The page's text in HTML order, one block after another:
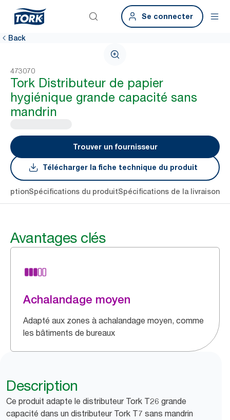
Se connecter
Back
473070
Tork Distributeur de papier
hygiénique grande capacité sans
mandrin
Trouver un fournisseur
Télécharger la fiche technique du produit
Spécifications du produitSpécifications de la livraison
Avantages clés
Achalandage moyen
Adapté aux zones à achalandage moyen, comme
les bâtiments de bureaux
Description
Ce produit adapte le distributeur Tork T26 grande
capacité dans un distributeur Tork T7 sans mandrin